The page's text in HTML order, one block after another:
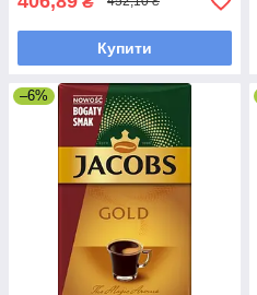
Купити
–6%